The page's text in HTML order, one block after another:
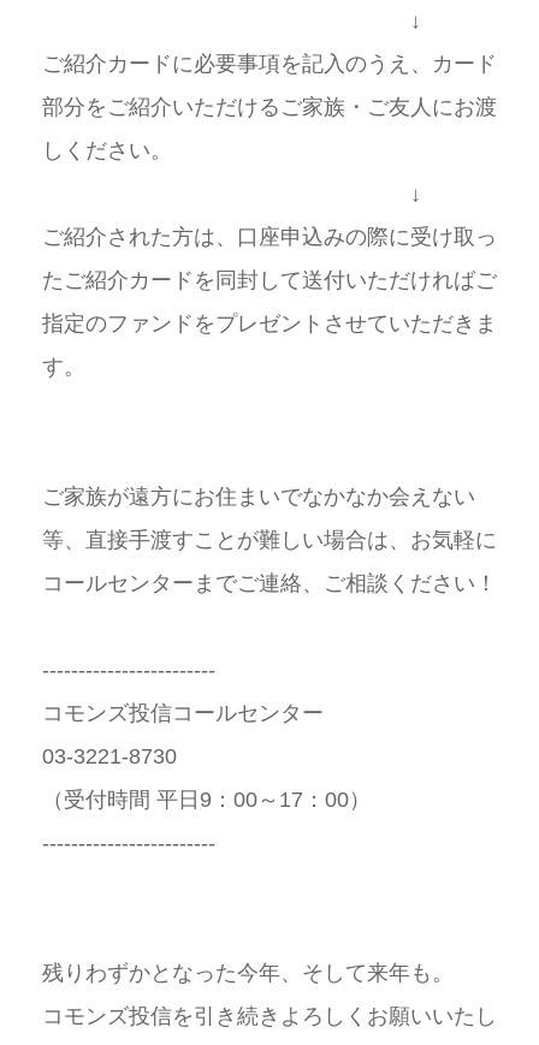
↓
ご紹介カードに必要事項を記入のうえ、カード
部分をご紹介いただけるご家族・ご友人にお渡
しください。
↓
ご紹介された方は、口座申込みの際に受け取っ
たご紹介カードを同封して送付いただければご
指定のファンドをプレゼントさせていただきま
す。
ご家族が遠方にお住まいでなかなか会えない
等、直接手渡すことが難しい場合は、お気軽に
コールセンターまでご連絡、ご相談ください！
------------------------
コモンズ投信コールセンター
03-3221-8730
（受付時間 平日 9 ： 00～ 17 ： 00）
------------------------
残りわずかとなった今年、そして来年も。
コモンズ投信を引き続きよろしくお願いいたし